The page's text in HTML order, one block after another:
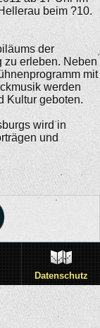
beim ?10.
der
zu erleben. Neben
mit
werden
Kultur geboten.
wird in
und
Datenschutz